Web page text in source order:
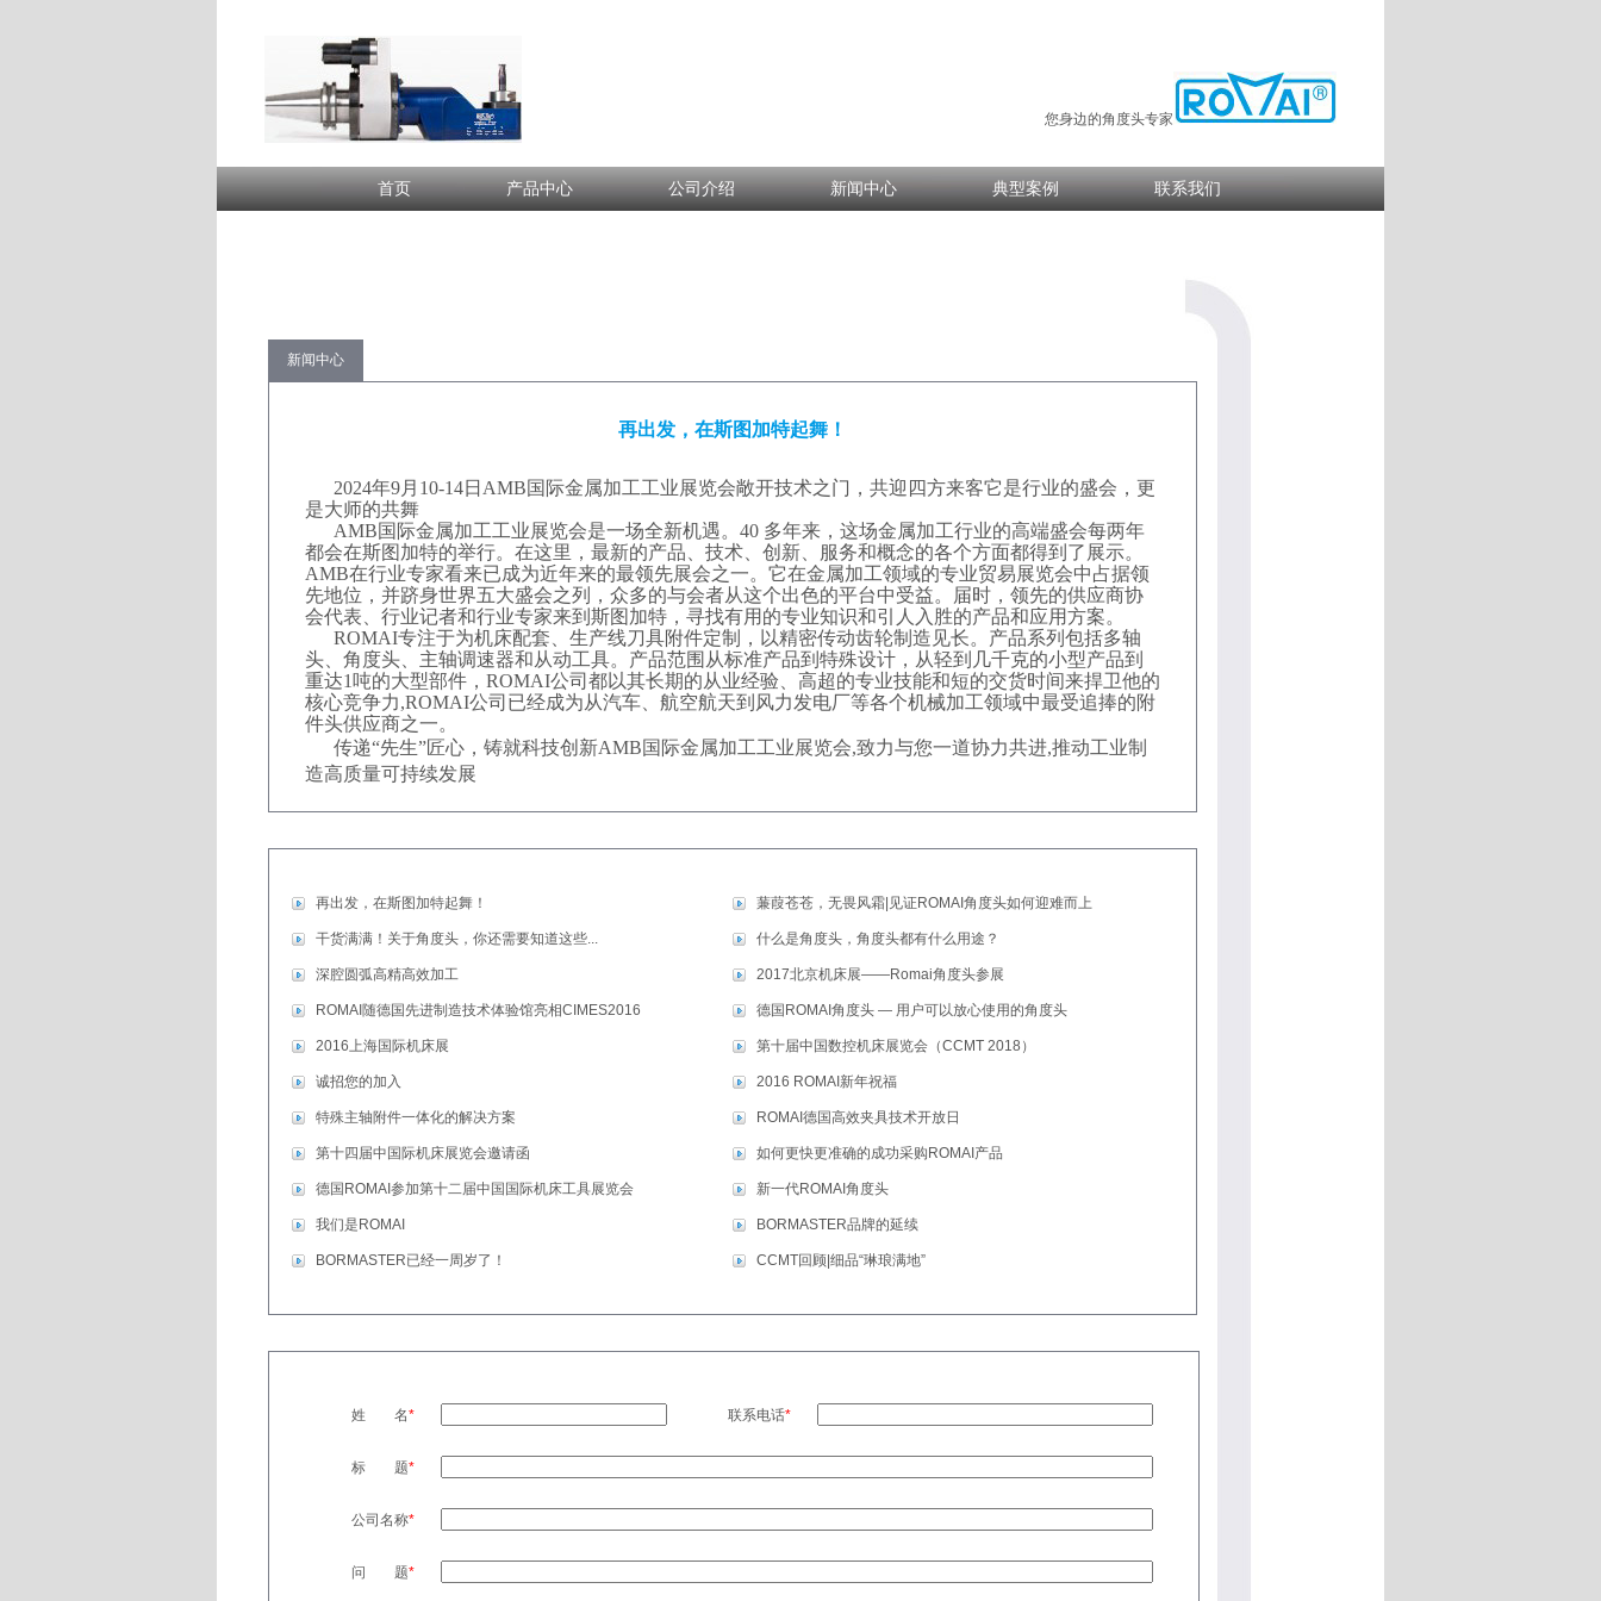
您身边的角度头专家
首页 产品中心 公司介绍 新闻中心 典型案例 联系我们
新闻中心
再出发，在斯图加特起舞！
2024年9月10-14日AMB国际金属加工工业展览会敞开技术之门，共迎四方来客它是行业的盛会，更
是大师的共舞
AMB国际金属加工工业展览会是一场全新机遇。40 多年来，这场金属加工行业的高端盛会每两年
都会在斯图加特的举行。在这里，最新的产品、技术、创新、服务和概念的各个方面都得到了展示。
AMB在行业专家看来已成为近年来的最领先展会之一。它在金属加工领域的专业贸易展览会中占据领
先地位，并跻身世界五大盛会之列，众多的与会者从这个出色的平台中受益。届时，领先的供应商协
会代表、行业记者和行业专家来到斯图加特，寻找有用的专业知识和引人入胜的产品和应用方案。
ROMAI专注于为机床配套、生产线刀具附件定制，以精密传动齿轮制造见长。产品系列包括多轴
头、角度头、主轴调速器和从动工具。产品范围从标准产品到特殊设计，从轻到几千克的小型产品到
重达1吨的大型部件，ROMAI公司都以其长期的从业经验、高超的专业技能和短的交货时间来捍卫他的
核心竞争力,ROMAI公司已经成为从汽车、航空航天到风力发电厂等各个机械加工领域中最受追捧的附
件头供应商之一。
传递“先生”匠心，铸就科技创新AMB国际金属加工工业展览会,致力与您一道协力共进,推动工业制
造高质量可持续发展
再出发，在斯图加特起舞！ 蒹葭苍苍，无畏风霜|见证ROMAI角度头如何迎难而上
干货满满！关于角度头，你还需要知道这些... 什么是角度头，角度头都有什么用途？
深腔圆弧高精高效加工 2017北京机床展——Romai角度头参展
ROMAI随德国先进制造技术体验馆亮相CIMES2016 德国ROMAI角度头 — 用户可以放心使用的角度头
2016上海国际机床展 第十届中国数控机床展览会（CCMT 2018）
诚招您的加入 2016 ROMAI新年祝福
特殊主轴附件一体化的解决方案 ROMAI德国高效夹具技术开放日
第十四届中国际机床展览会邀请函 如何更快更准确的成功采购ROMAI产品
德国ROMAI参加第十二届中国国际机床工具展览会 新一代ROMAI角度头
我们是ROMAI BORMASTER品牌的延续
BORMASTER已经一周岁了！ CCMT回顾|细品“琳琅满地”
姓 名* 联系电话*
标 题*
公司名称*
问 题*